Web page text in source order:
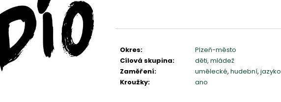
Měrná
Okres:
Plzeň-město
Cílová skupina:
děti, mládež
Zaměření: umělecké, hudební,
Kroužky: ano